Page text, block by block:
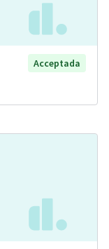
Acceptada